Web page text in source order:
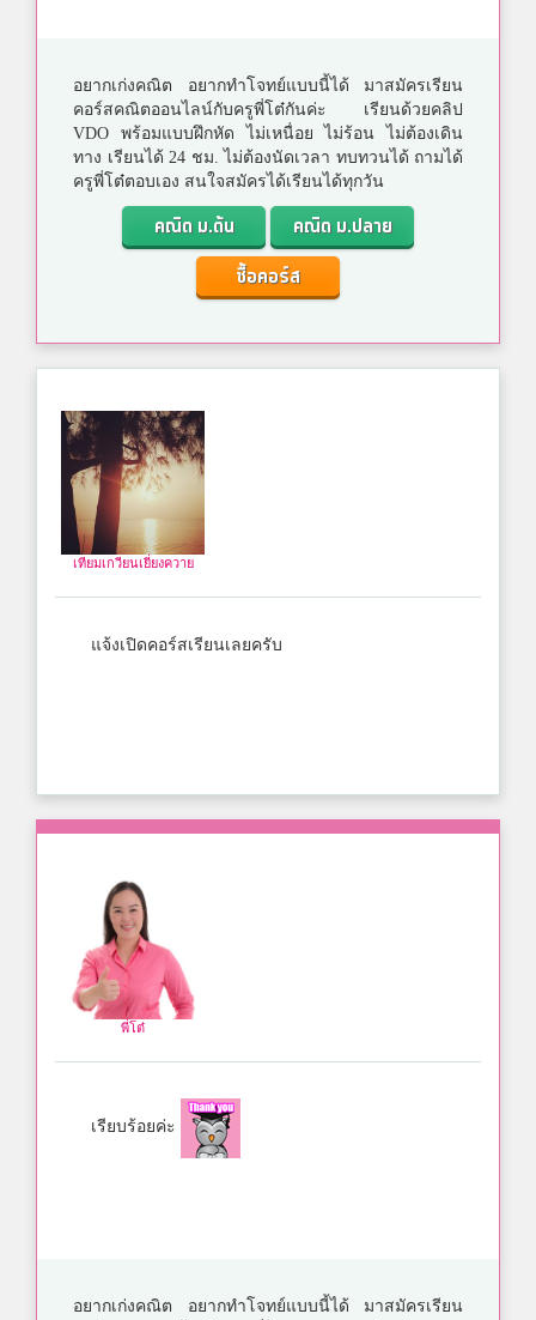
อยากเก่งคณิต อยากทำโจทย์แบบนี้ได้ มาสมัครเรียน
คอร์สคณิตออนไลน์กับครูพี่โต๋กันค่ะ เรียนด้วยคลิป
VDO พร้อมแบบฝึกหัด ไม่เหนื่อย ไม่ร้อน ไม่ต้องเดิน
ทาง เรียนได้ 24 ชม. ไม่ต้องนัดเวลา ทบทวนได้ ถามได้
ครูพี่โต๋ตอบเอง สนใจสมัครได้เรียนได้ทุกวัน
คณิต ม.ต้น
คณิต ม.ปลาย
ซื้อคอร์ส
เทียมเกวียนเยี่ยงควาย
แจ้งเปิดคอร์สเรียนเลยครับ
พี่โต๋
เรียบร้อยค่ะ
อยากเก่งคณิต อยากทำโจทย์แบบนี้ได้ มาสมัครเรียน